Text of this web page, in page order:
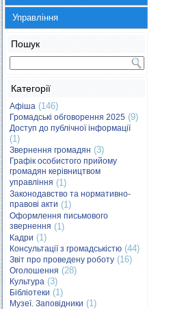
Управління
Пошук
Категорії
Афіша (146)
Громадські обговорення 2025 (9)
Доступ до публічної інформації
(1)
Звернення громадян (3)
Графік особистого прийому
громадян керівництвом
управління (1)
Законодавство та нормативно-
правові акти (1)
Оформлення письмового
звернення (1)
Кадри (1)
Консультації з громадськістю (44)
Звіт про проведену роботу (16)
Оголошення (28)
Культура (3)
Бібліотеки (1)
Музеї. Заповідники (1)